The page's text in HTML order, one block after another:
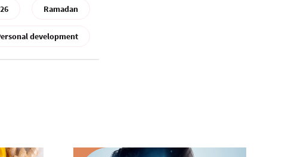
Ramadan
development